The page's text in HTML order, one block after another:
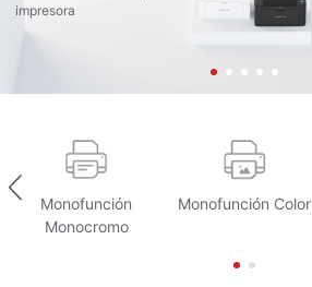
impresora
Monofunción
Monocromo
Monofunción Color